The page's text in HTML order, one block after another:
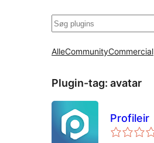
Søg
AlleCommunityCommercial
Plugin-tag: avatar
Profileir